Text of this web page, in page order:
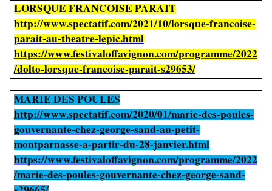
LORSQUE FRANCOISE PARAIT
http://www.spectatif.com/2021/10/lorsque-francoise-
parait-au-theatre-lepic.html
https://www.festivaloffavignon.com/programme/2022
/dolto-lorsque-francoise-parait-s29653/
MARIE DES POULES
http://www.spectatif.com/2020/01/marie-des-poules-
gouvernante-chez-george-sand-au-petit-
montparnasse-a-partir-du-28-janvier.html
https://www.festivaloffavignon.com/programme/2022
/marie-des-poules-gouvernante-chez-george-sand-